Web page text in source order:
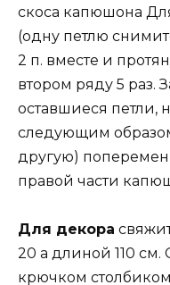
скоса капюшона
(одну петлю
2 п. вместе и
втором ряду 5 раз.
оставшиеся петли,
следующим
другую)
правой части
Для декора
20 а длиной 110
крючком